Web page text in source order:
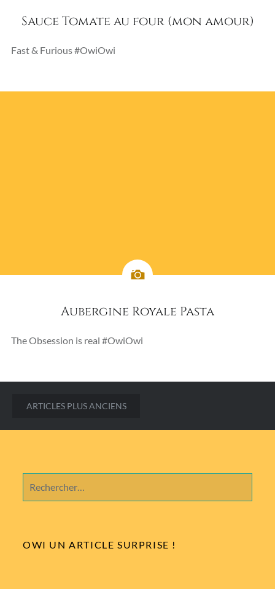
Sauce Tomate au four (mon amour)
Fast & Furious #OwiOwi
Aubergine Royale Pasta
The Obsession is real #OwiOwi
Navigation
des
ARTICLES PLUS ANCIENS
OWI UN ARTICLE SURPRISE !